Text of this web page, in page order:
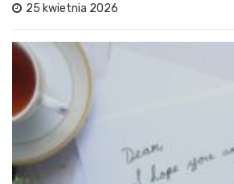
25 kwietnia 2026